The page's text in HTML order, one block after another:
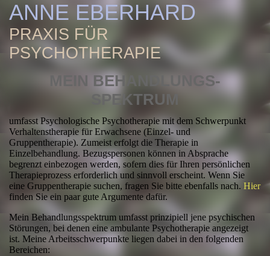
ANNE EBERHARD
PRAXIS FÜR
PSYCHOTHERAPIE
MEIN BEHANDLUNGS­­
SPEKTRUM
umfasst Psychologische Psychotherapie mit dem Schwerpunkt
Verhaltenstherapie für Erwachsene (Einzel- und
Gruppentherapie). Zumeist erfolgt die Therapie in
Einzelbehandlung. Bezugspersonen können in Absprache
begrenzt einbezogen werden, sofern dies für Ihren persönlichen
Therapieprozess erforderlich und sinnvoll erscheint. Wenn Sie
eine Gruppentherapie suchen, fragen Sie bitte ebenfalls nach. Hier
finden Sie ein paar gute Argumente dafür.
Mein Behandlungsspektrum umfasst prinzipiell jene psychischen
Störungen, bei denen eine ambulante Psychotherapie angezeigt
ist. Meine Arbeitsschwerpunkte liegen dabei in den folgenden
Bereichen: